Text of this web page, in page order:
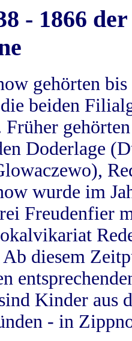
- 1866
gehörten
beiden
Doderlage
wurde im
Freudenfier
diesem
Kinder aus
- in